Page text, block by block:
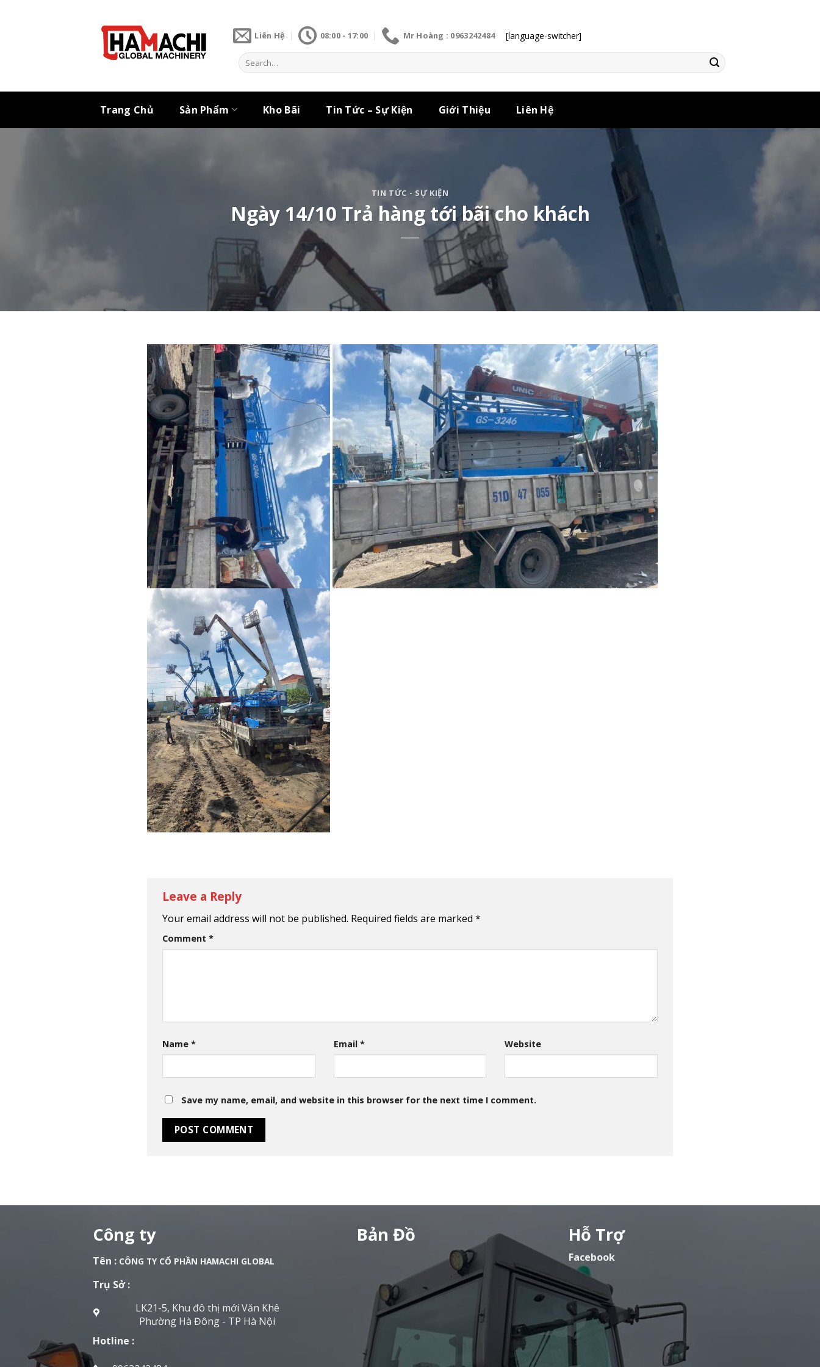
Liên Hệ 08:00 - 17:00 Mr Hoàng : 0963242484 [language-switcher]
Search
for:
Trang Chủ Sản Phẩm Kho Bãi Tin Tức – Sự Kiện Giới Thiệu Liên Hệ
TIN TỨC - SỰ KIỆN
Ngày 14/10 Trả hàng tới bãi cho khách
Leave a Reply
Your email address will not be published. Required fields are marked*
Comment*
Name* Email * Website
Save my name, email, and website in this browser for the next time I comment.
Công ty
Tên : CÔNG TY CỔ PHẦN HAMACHI GLOBAL
Trụ Sở :
LK21-5, Khu đô thị mới Văn Khê
Phường Hà Đông - TP Hà Nội
Hotline :
Bản Đồ Hỗ Trợ
Facebook